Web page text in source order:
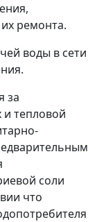
ремонта.
воды в сети
за
и тепловой
соли
что